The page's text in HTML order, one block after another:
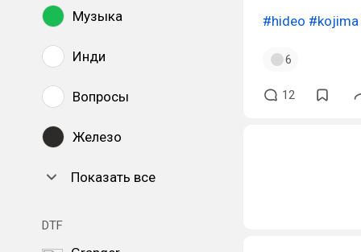
Музыка
Инди
Вопросы
Железо
Показать все
DTF
#hideo #kojima
6
12